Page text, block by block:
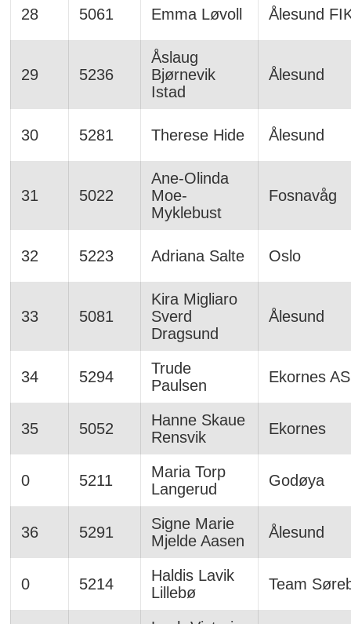
28 5061 Emma Løvoll Ålesund
29 5236
Åslaug
Bjørnevik
Istad
Ålesund
30 5281 Therese Hide Ålesund
31 5022
Ane-Olinda
Moe-
Myklebust
Fosnavåg
32 5223 Adriana Salte Oslo
33 5081
Kira Migliaro
Sverd
Dragsund
Ålesund
34 5294
Trude
Paulsen
Ekornes AS
35 5052
Hanne Skaue
Rensvik
Ekornes
0 5211
Maria Torp
Langerud
Godøya
36 5291
Signe Marie
Mjelde Aasen
Ålesund
0 5214
Haldis Lavik
Lillebø
Team